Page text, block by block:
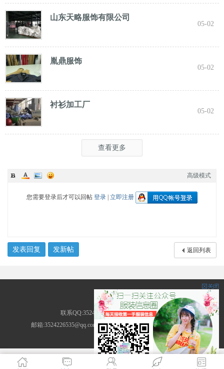
山东天略服饰有限公司
05-02
胤鼎服饰
05-02
衬衫加工厂
05-02
查看更多
高级模式
您需要登录后才可以回帖 登录 立即注册
发表回复 发新帖 返回列表
服装圈
联系QQ:3524226535 地址:广东省广州市
邮箱:3524226535@qq.com ICP备案号: ( 粤ICP备14013786号-2)